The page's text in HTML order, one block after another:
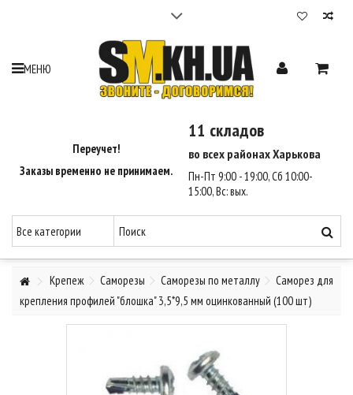
Cтройматериалы в Харькове | 12 складов | Доставка
2-3 часа - SM Харьков
Максимальный выбор стройматериалов. 12 складов по Харькову.
Гарантия лучшей цены на стройматериалы 110%.
Звоните - Договоримся ☎ (095) 550-35-90, (068) 810-46-47.
МЕНЮ
Переучет!
Заказы временно не принимаем.
11 складов
во всех районах Харькова
Пн-Пт 9:00 - 19:00, Сб 10:00-
15:00, Вс: вых.
Крепеж Саморезы Саморезы по металлу
Саморез для
крепления профилей "блошка" 3,5*9,5 мм оцинкованный (100 шт)